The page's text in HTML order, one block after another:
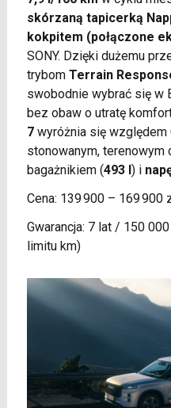
skórzaną tapicerką
kokpitem (połączone
SONY. Dzięki dużemu
trybom Terrain
swobodnie wybrać się w
bez obaw o utratę
7wyróżnia się względem
stonowanym,
bagażnikiem (493 l) i
Cena: 139 900 – 169 900
Gwarancja: 7 lat / 150
limitu km)